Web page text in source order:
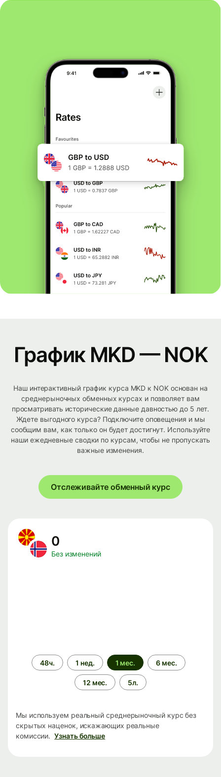
График MKD — NOK
Наш интерактивный график курса MKD к NOK основан на
среднерыночных обменных курсах и позволяет вам
просматривать исторические данные давностью до 5 лет.
Ждете выгодного курса? Подключите оповещения и мы
сообщим вам, как только он будет достигнут. Используйте
наши ежедневные сводки по курсам, чтобы не пропускать
важные изменения.
Отслеживайте обменный курс
0
Без изменений
Период
времени
48ч. 1 нед. 1 мес. 6 мес.
12 мес. 5л.
Мы используем реальный среднерыночный курс без
скрытых наценок, искажающих реальные
комиссии. Узнать больше